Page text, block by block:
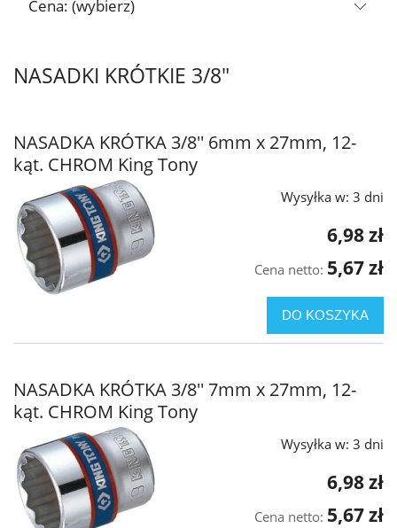
Cena: (wybierz)
NASADKI KRÓTKIE 3/8"
NASADKA KRÓTKA 3/8'' 6mm x 27mm, 12-
kąt. CHROM King Tony
Wysyłka w: 3 dni
6,98 zł
Cena netto: 5,67 zł
DO KOSZYKA
NASADKA KRÓTKA 3/8'' 7mm x 27mm, 12-
kąt. CHROM King Tony
Wysyłka w: 3 dni
6,98 zł
Cena netto: 5,67 zł